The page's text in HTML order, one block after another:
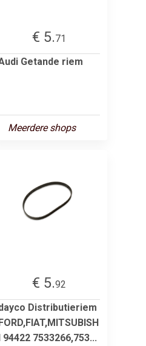
€ 5.71
Getande riem
Meerdere shops
€ 5.92
Distributieriem
94422 7533266,753...